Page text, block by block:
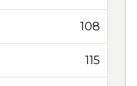
108
115